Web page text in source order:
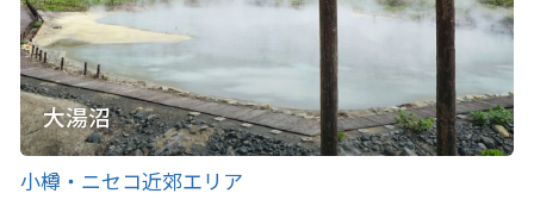
大湯沼
小樽・ニセコ近郊エリア